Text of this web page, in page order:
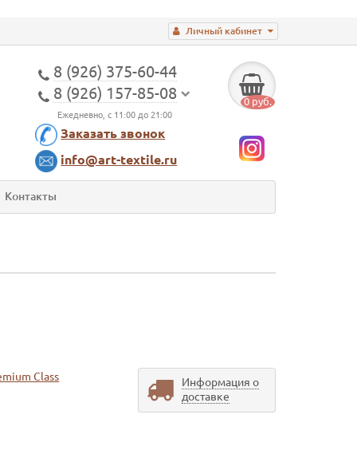
Личный кабинет
8 (926) 375-60-44
8 (926) 157-85-08
Ежедневно, с 11:00 до 21:00
Заказать звонок
info@art-textile.ru
0 руб.
Контакты
Class
Информация о
доставке